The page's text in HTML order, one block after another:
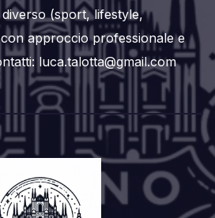
(sport, lifestyle,
approccio professionale e
luca.talotta@gmail.com